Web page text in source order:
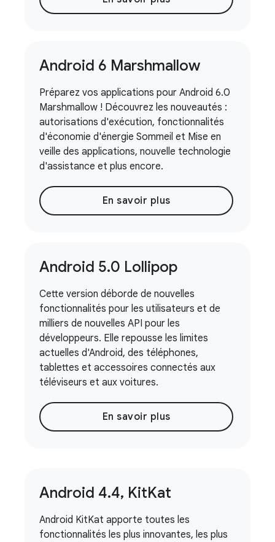
Android 6 Marshmallow
Préparez vos applications pour Android 6.0
Marshmallow ! Découvrez les nouveautés :
autorisations d'exécution, fonctionnalités
d'économie d'énergie Sommeil et Mise en
veille des applications, nouvelle technologie
d'assistance et plus encore.
En savoir plus
Android 5.0 Lollipop
Cette version déborde de nouvelles
fonctionnalités pour les utilisateurs et de
milliers de nouvelles API pour les
développeurs. Elle repousse les limites
actuelles d'Android, des téléphones,
tablettes et accessoires connectés aux
téléviseurs et aux voitures.
En savoir plus
Android 4.4, KitKat
Android KitKat apporte toutes les
fonctionnalités les plus innovantes, les plus